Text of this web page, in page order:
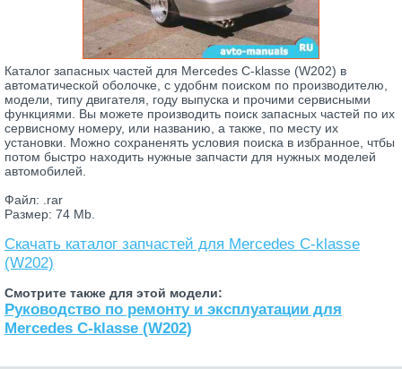
Каталог запасных частей для Mercedes C-klasse (W202) в
автоматической оболочке, с удобнм поиском по производителю,
модели, типу двигателя, году выпуска и прочими сервисными
функциями. Вы можете производить поиск запасных частей по их
сервисному номеру, или названию, а также, по месту их
установки. Можно сохраненять условия поиска в избранное, чтбы
потом быстро находить нужные запчасти для нужных моделей
автомобилей.
Файл: .rar
Размер: 74 Mb.
Скачать каталог запчастей для Mercedes C-klasse
(W202)
Смотрите также для этой модели:
Руководство по ремонту и эксплуатации для
Mercedes C-klasse (W202)